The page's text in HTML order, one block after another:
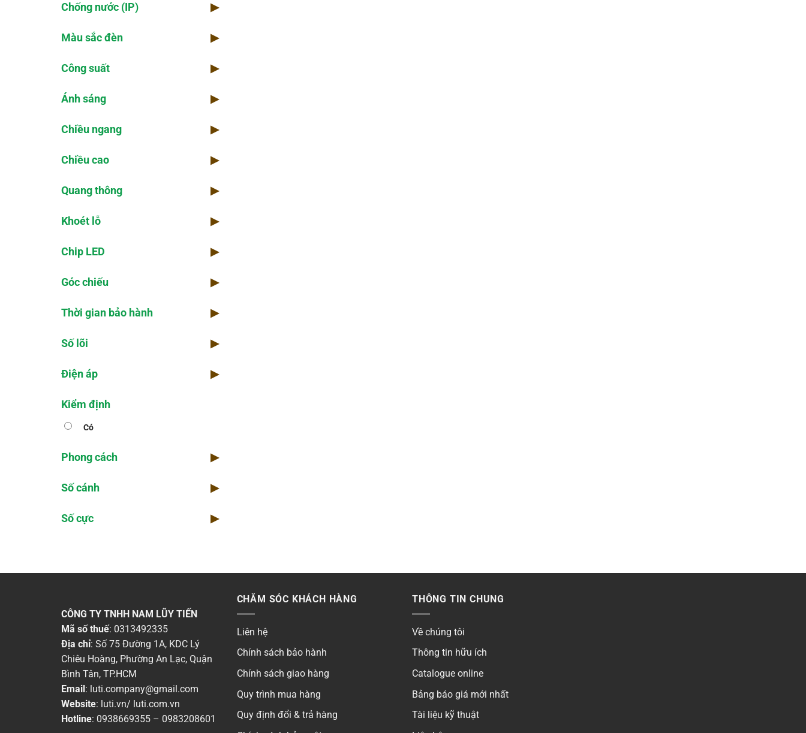
Chống nước (IP) ▶
Màu sắc đèn ▶
Công suất ▶
Ánh sáng ▶
Chiều ngang ▶
Chiều cao ▶
Quang thông ▶
Khoét lỗ ▶
Chip LED ▶
Góc chiếu ▶
Thời gian bảo hành ▶
Số lõi ▶
Điện áp ▶
Kiểm định
Có
Phong cách ▶
Số cánh ▶
Số cực ▶
CÔNG TY TNHH NAM LŨY TIẾN
Mã số thuế: 0313492335
Địa chỉ: Số 75 Đường 1A, KDC Lý
Chiêu Hoàng, Phường An Lạc, Quận
Bình Tân, TP.HCM
Email : luti.company@gmail.com
Website: luti.vn/ luti.com.vn
Hotline: 0938669355 – 0983208601
CHĂM SÓC KHÁCH HÀNG
Liên hệ
Chính sách bảo hành
Chính sách giao hàng
Quy trình mua hàng
Quy định đổi & trả hàng
THÔNG TIN CHUNG
Về chúng tôi
Thông tin hữu ích
Catalogue online
Bảng báo giá mới nhất
Tài liệu kỹ thuật